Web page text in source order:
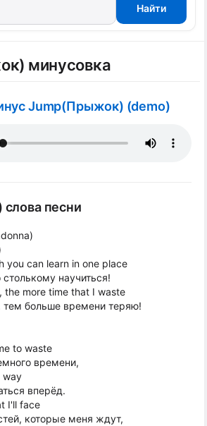
минусовка
Jump(Прыжок) (demo)
песни
you can learn in one place
научиться!
the more time that I waste
больше времени теряю!
to waste
времени,
way
вперёд.
I'll face
которые меня ждут,